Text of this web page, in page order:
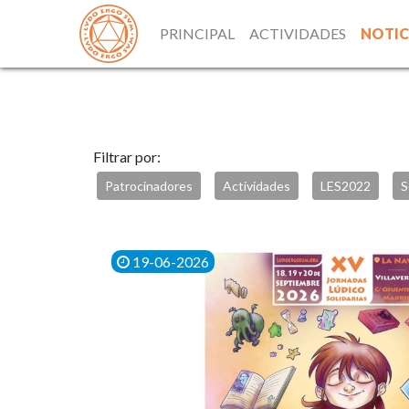
PRINCIPAL ACTIVIDADES
Filtrar por:
Patrocinadores Actividades LES2022
19-06-2026